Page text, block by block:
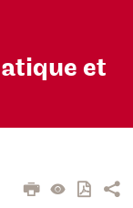
atique et